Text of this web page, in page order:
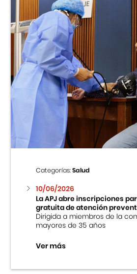
Categorías:Salud
10/06/2026
La APJ abre inscripciones
gratuita de atención
Dirigida a miembros de la
mayores de 35 años
Ver más